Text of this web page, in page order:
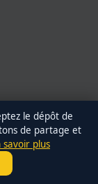
Fab et David, 3
Nous avons créé
objectif est de
Rigueur,
l'offre →
le dépôt de
de partage et
savoir plus